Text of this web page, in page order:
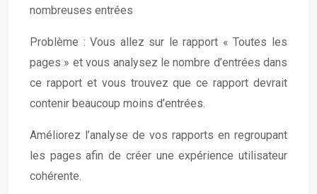
nombreuses entrées
Problème : Vous allez sur le rapport « Toutes les
pages » et vous analysez le nombre d’entrées dans
ce rapport et vous trouvez que ce rapport devrait
contenir beaucoup moins d’entrées.
Améliorez l’analyse de vos rapports en regroupant
les pages afin de créer une expérience utilisateur
cohérente.